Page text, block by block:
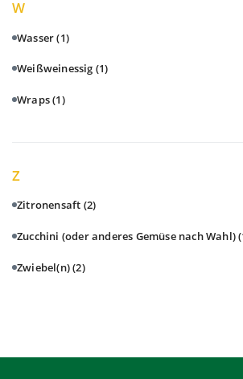
W
Wasser(1)
Weißweinessig (1)
Wraps(1)
Z
Zitronensaft (2)
Zucchini (oder anderes Gemüse nach Wahl)
Zwiebel(n)(2)